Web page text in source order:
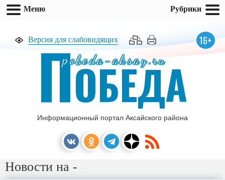
Версия для слабовидящих 16+
pobeda-aksay.ru
ПОБЕДА
Информационный портал Аксайского района
Новости на -
Меню Рубрики